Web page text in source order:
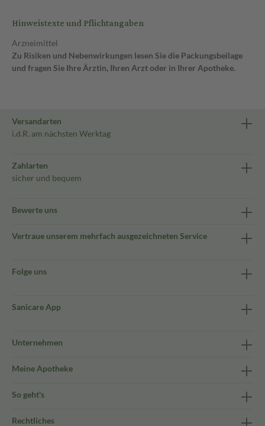
Hinweistexte und Pflichtangaben
Arzneimittel
Zu Risiken und Nebenwirkungen lesen Sie die Packungsbeilage
und fragen Sie Ihre Ärztin, Ihren Arzt oder in Ihrer Apotheke.
Versandarten
i.d.R. am nächsten Werktag
Zahlarten
sicher und bequem
Bewerte uns
Vertraue unserem mehrfach ausgezeichneten Service
Folge uns
Sanicare App
Unternehmen
Meine Apotheke
So geht's
Rechtliches